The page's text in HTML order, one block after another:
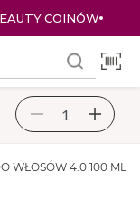
COINÓW
WŁOSÓW 4.0 100 ML